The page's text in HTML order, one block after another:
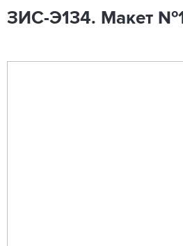
ЗИС-Э134. Макет №1